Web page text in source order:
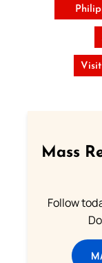
Mass
Follow